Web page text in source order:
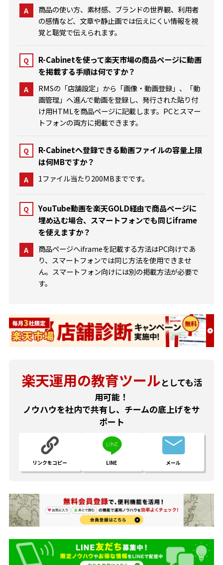
A
商品の使い方、素材感、ブランドの世界観、利用者
の感情など、文章や静止画では伝えにくい情報を視
覚と聴覚で伝えられます。
Q
R-Cabinetを使って楽天市場の商品ページに動画
を掲載する手順は何ですか？
A
RMSの「店舗設定」から「画像・動画登録」、「動
画管理」へ進んで動画を登録し、発行された貼り付
け用HTMLを商品ページに記載します。PCとスマー
トフォンの両方に掲載できます。
Q
R-Cabinetへ登録できる動画ファイルの容量上限
は何MBですか？
A 1ファイル当たり200MBまでです。
Q
YouTube動画を楽天GOLD経由で商品ページに
埋め込む場合、スマートフォンでも同じiframe
を使えますか？
A
商品ページへiframeを記載する方法はPC向けであ
り、スマートフォンでは同じ方法を使用できませ
ん。スマートフォン向けには別の掲載方法が必要で
す。
楽天運用の教育ツールとしても活
用可能！
ノウハウを社内で共有し、チームの底上げをサ
ポート
リンクをコピー LINE メール